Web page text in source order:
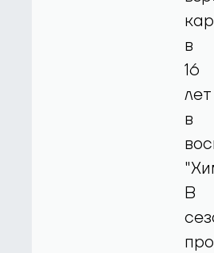
в
16
лет
в
В